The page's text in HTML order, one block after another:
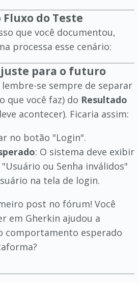
do Teste
que você documentou,
processa esse cenário:
para o futuro
lembre-se sempre de separar
que você faz) do Resultado
acontecer). Ficaria assim:
no botão "Login".
: O sistema deve exibir
ou Senha inválidos"
na tela de login.
post no fórum! Você
em Gherkin ajudou a
comportamento esperado